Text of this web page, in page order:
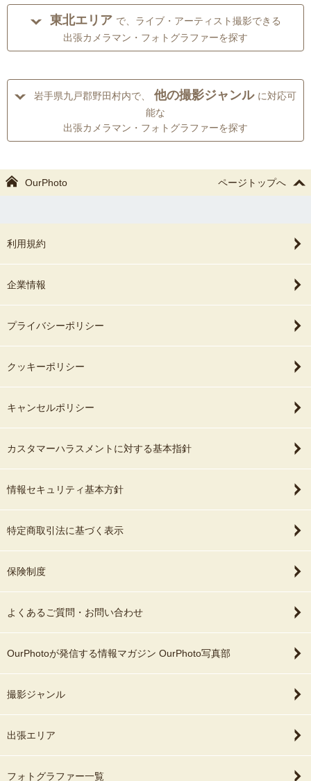
東北エリア で、ライブ・アーティスト撮影できる
出張カメラマン・フォトグラファーを探す
岩手県九戸郡野田村内で、 他の撮影ジャンル に対応可
能な
出張カメラマン・フォトグラファーを探す
OurPhoto ページトップへ
利用規約
企業情報
プライバシーポリシー
クッキーポリシー
キャンセルポリシー
カスタマーハラスメントに対する基本指針
情報セキュリティ基本方針
特定商取引法に基づく表示
保険制度
よくあるご質問・お問い合わせ
OurPhotoが発信する情報マガジン OurPhoto写真部
撮影ジャンル
出張エリア
フォトグラファー一覧